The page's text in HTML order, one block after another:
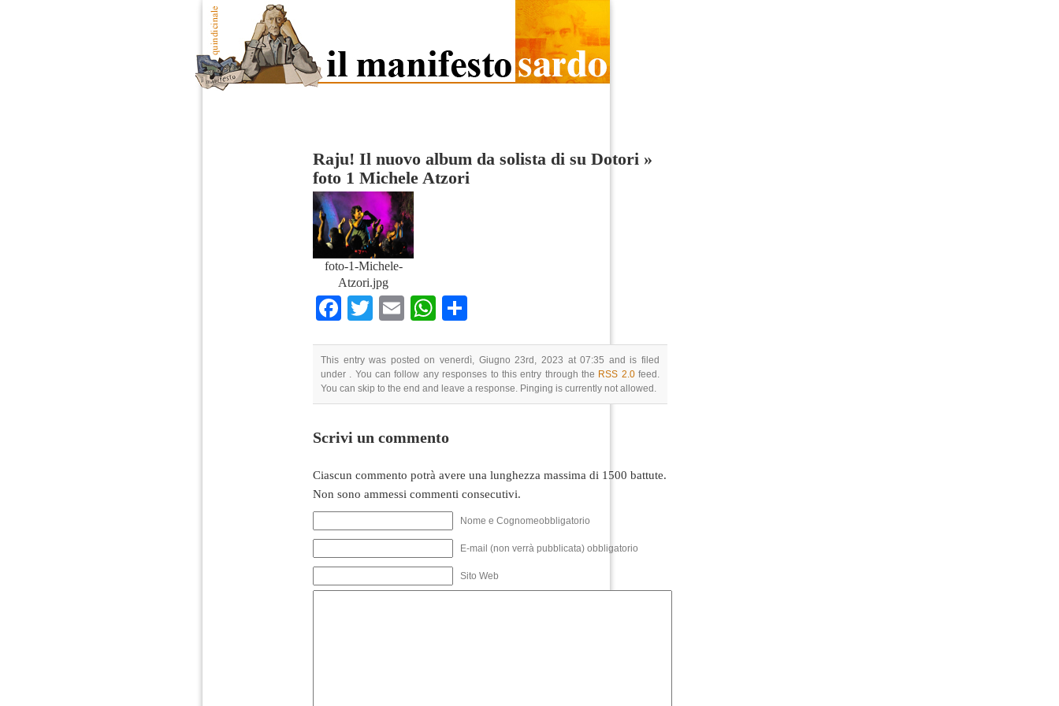
Raju! Il nuovo album da solista di su Dotori »
foto 1 Michele Atzori
foto-1-Michele-
Atzori.jpg
Facebook
TwitterEmailWhatsApp
This entry was posted on venerdì, Giugno 23rd, 2023 at 07:35 and is filed
under . You can follow any responses to this entry through the RSS 2.0feed.
You can skip to the end and leave a response. Pinging is currently not allowed.
Scrivi un commento
Ciascun commento potrà avere una lunghezza massima di 1500 battute.
Non sono ammessi commenti consecutivi.
Nome e Cognomeobbligatorio
E-mail (non verrà pubblicata) obbligatorio
Sito Web